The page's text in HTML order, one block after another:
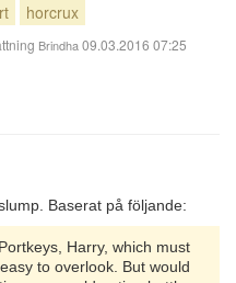
horcrux
Brindha09.03.2016 07:25
Baserat på följande:
Harry, which must
to overlook. But would